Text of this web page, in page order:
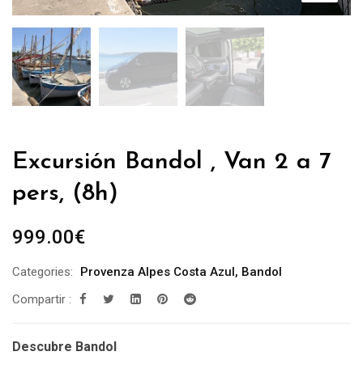
Excursión Bandol , Van 2 a 7
pers, (8h)
999.00€
Categories: Provenza Alpes Costa Azul , Bandol
Compartir :
Descubre Bandol